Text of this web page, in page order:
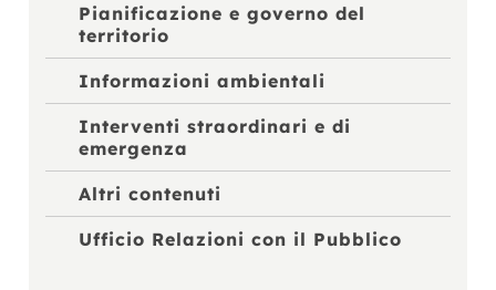
Pianificazione e governo del
territorio
Informazioni ambientali
Interventi straordinari e di
emergenza
Altri contenuti
Ufficio Relazioni con il Pubblico